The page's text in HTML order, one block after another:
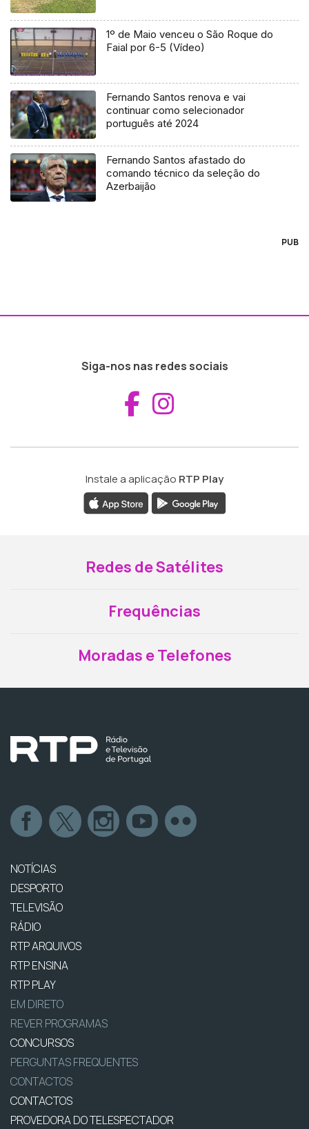
1º de Maio venceu o São Roque do
Faial por 6-5 (Vídeo)
Fernando Santos renova e vai
continuar como selecionador
português até 2024
Fernando Santos afastado do
comando técnico da seleção do
Azerbaijão
PUB
Siga-nos nas redes sociais
Aceder ao
Instale a aplicação RTP Play
Redes de Satélites
Frequências
Moradas e Telefones
NOTÍCIAS
DESPORTO
TELEVISÃO
RÁDIO
RTP ARQUIVOS
RTP ENSINA
RTP PLAY
EM DIRETO
REVER PROGRAMAS
CONCURSOS
PERGUNTAS FREQUENTES
CONTACTOS
CONTACTOS
PROVEDORA DO TELESPECTADOR